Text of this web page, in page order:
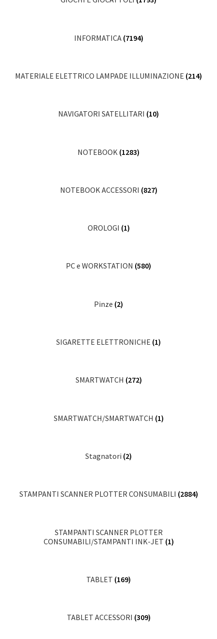
INFORMATICA (7194)
MATERIALE ELETTRICO LAMPADE ILLUMINAZIONE (214)
NAVIGATORI SATELLITARI (10)
NOTEBOOK (1283)
NOTEBOOK ACCESSORI (827)
OROLOGI (1)
PC e WORKSTATION (580)
Pinze (2)
SIGARETTE ELETTRONICHE (1)
SMARTWATCH (272)
SMARTWATCH/SMARTWATCH (1)
Stagnatori (2)
STAMPANTI SCANNER PLOTTER CONSUMABILI (2884)
STAMPANTI SCANNER PLOTTER
CONSUMABILI/STAMPANTI INK-JET (1)
TABLET (169)
TABLET ACCESSORI (309)